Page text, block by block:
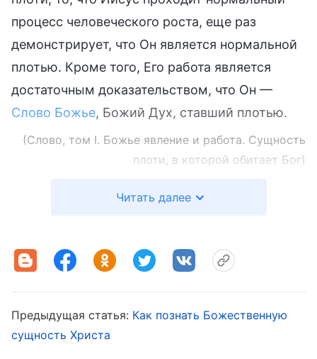
процесс человеческого роста, еще раз
демонстрирует, что Он является нормальной
плотью. Кроме того, Его работа является
достаточным доказательством, что Он —
Слово Божье, Божий Дух, ставший плотью.
(Слово, том I. Божье явление и работа. Сущность
плоти, в которой обитает Бог)
Становясь плотью, Бог материализует Свою
вполне способной принять на себя Его труд.
Так что при воплощении вся работа Духа
главной работой на протяжении всего
времени воплощения является работа Христа.
Читать далее
Предыдущая статья: Как познать Божественную
сущность Христа